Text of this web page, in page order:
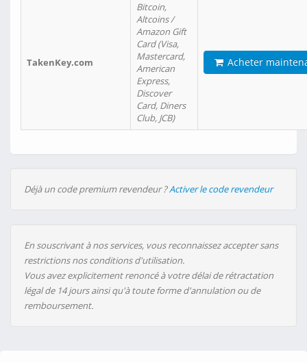
TakenKey.com
Bitcoin,
Altcoins /
Amazon Gift
Card (Visa,
Mastercard,
American
Express,
Discover
Card, Diners
Club, JCB)
Acheter
Déjà un code premium revendeur ?Activer le code revendeur
En souscrivant à nos services, vous reconnaissez accepter sans
restrictions nos conditions d'utilisation.
Vous avez explicitement renoncé à votre délai de rétractation
légal de 14 jours ainsi qu'à toute forme d'annulation ou de
remboursement.